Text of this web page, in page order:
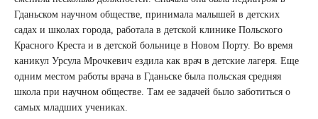
Гданьском научном обществе, принимала малышей в детских
садах и школах города, работала в детской клинике Польского
Красного Креста и в детской больнице в Новом Порту. Во время
каникул Урсула Мрочкевич ездила как врач в детские лагеря. Еще
одним местом работы врача в Гданьске была польская средняя
школа при научном обществе. Там ее задачей было заботиться о
самых младших учениках.